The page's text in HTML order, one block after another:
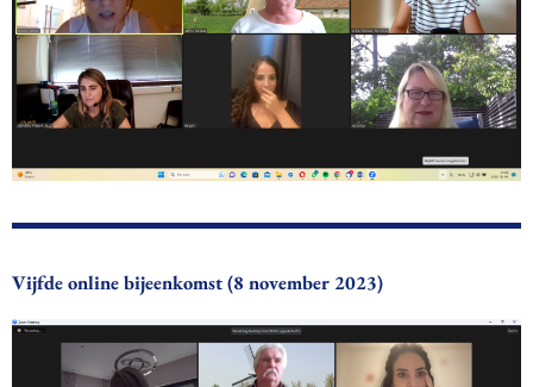
Vijfde online bijeenkomst (8 november 2023)